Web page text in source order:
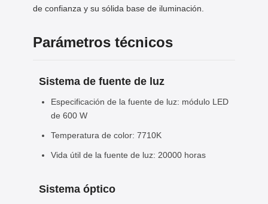
de confianza y su sólida base de iluminación.
Parámetros técnicos
Sistema de fuente de luz
Especificación de la fuente de luz: módulo LED
de 600 W
Temperatura de color: 7710K
Vida útil de la fuente de luz: 20000 horas
Sistema óptico